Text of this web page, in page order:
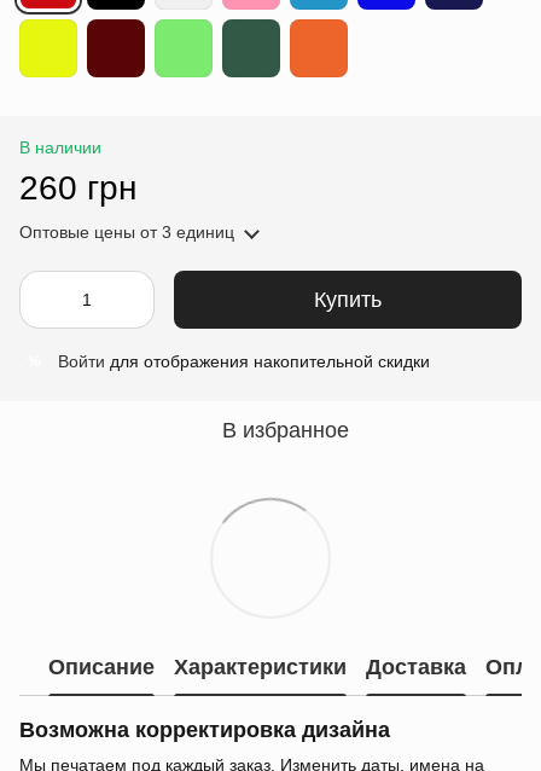
В наличии
260 грн
Оптовые цены от 3 единиц
Купить
Войти для отображения накопительной скидки
В избранное
Описание Характеристики Доставка
Возможна корректировка дизайна
Мы печатаем под каждый заказ. Изменить даты, имена на